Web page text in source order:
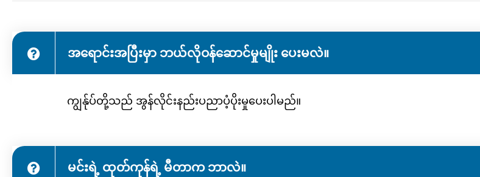
အရောင်းအပြီးမှာ ဘယ်လိုဝန်ဆောင်မှုမျိုး ပေးမလဲ။
ကျွန်ုပ်တို့သည် အွန်လိုင်းနည်းပညာပံ့ပိုးမှုပေးပါမည်။
မင်းရဲ့ ထုတ်ကုန်ရဲ့ မီတာက ဘာလဲ။